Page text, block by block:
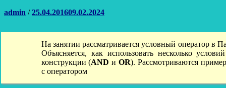
Автор
admin / Опубликовано
25.04.201609.02.2024
На занятии рассматривается условный оператор в
Объясняется, как использовать несколько
конструкции (AND и OR). Рассмотриваются
с оператором